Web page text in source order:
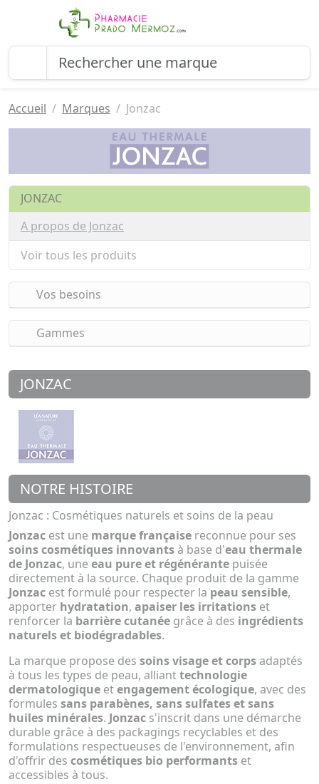
Accueil Marques Jonzac
JONZAC
A propos de Jonzac
Voir tous les produits
Vos besoins
Gammes
JONZAC
NOTRE HISTOIRE
Jonzac : Cosmétiques naturels et soins de la peau
Jonzac est une marque française reconnue pour ses
soins cosmétiques innovants à base d'eau thermale
de Jonzac, une eau pure et régénérante puisée
directement à la source. Chaque produit de la gamme
Jonzac est formulé pour respecter la peau sensible,
apporter hydratation, apaiser les irritations et
renforcer la barrière cutanée grâce à des ingrédients
naturels et biodégradables.
La marque propose des soins visage et corps adaptés
à tous les types de peau, allianttechnologie
dermatologique etengagement écologique, avec des
formules sans parabènes, sans sulfates et sans
huiles minérales. Jonzac s'inscrit dans une démarche
durable grâce à des packagings recyclables et des
formulations respectueuses de l'environnement, afin
d'offrir des cosmétiques bio performants et
accessibles à tous.